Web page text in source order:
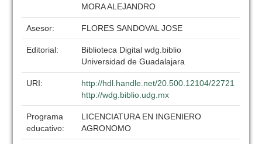
MORA ALEJANDRO
Asesor: FLORES SANDOVAL JOSE
Editorial:
Biblioteca Digital wdg.biblio
Universidad de Guadalajara
URI:
http://hdl.handle.net/20.500.12104/22721
http://wdg.biblio.udg.mx
Programa
educativo:
LICENCIATURA EN INGENIERO
AGRONOMO